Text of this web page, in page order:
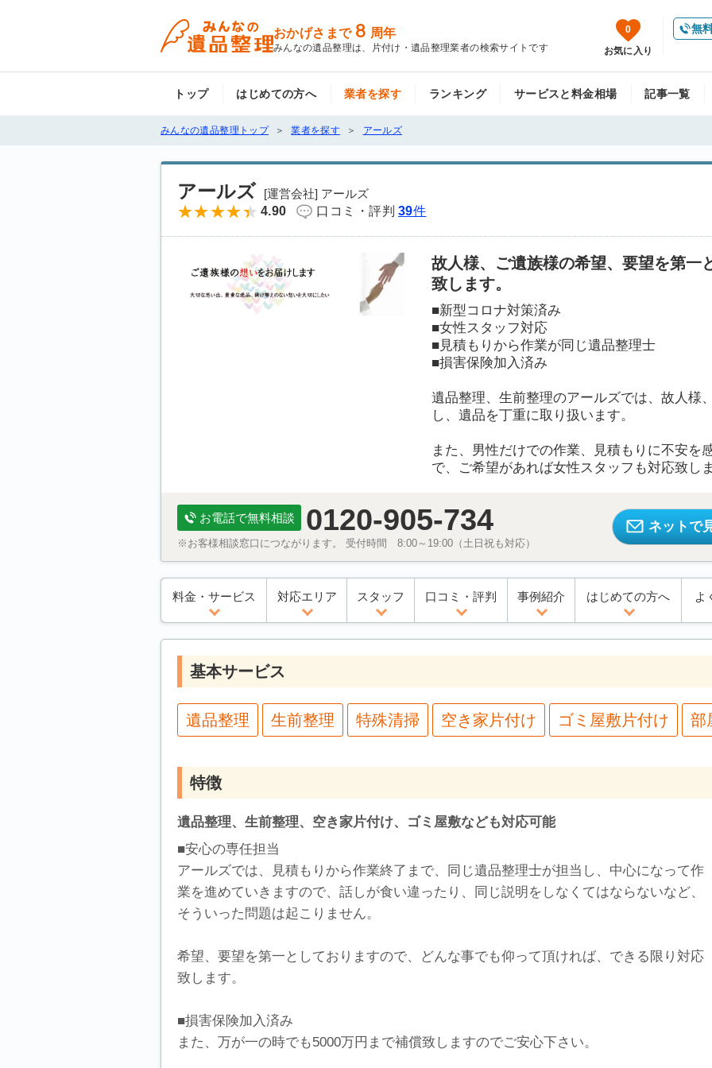
おかげさまで 8 周年
みんなの遺品整理は、片付け・遺品整理業者の検索サイトです
0
お気に入り
無
トップ はじめての方へ 業者を探す ランキング サービスと料金相場 記事一覧
みんなの遺品整理トップ 業者を探す アールズ
アールズ
[運営会社] アールズ
4.90
口コミ・評判 39件
故人様、ご遺族様の希望、要望を第一
致します。
■新型コロナ対策済み
■女性スタッフ対応
■見積もりから作業が同じ遺品整理士
■損害保険加入済み
遺品整理、生前整理のアールズでは、故人様
し、遺品を丁重に取り扱います。
また、男性だけでの作業、見積もりに不安を
で、ご希望があれば女性スタッフも対応致し
お電話で無料相談 0120-905-734
※お客様相談窓口につながります。 受付時間 8:00～19:00（土日祝も対応）
ネットで
料金・サービス 対応エリア スタッフ 口コミ・評判 事例紹介 はじめての方へ よ
基本サービス
遺品整理 生前整理 特殊清掃 空き家片付け ゴミ屋敷片付け 部
特徴
遺品整理、生前整理、空き家片付け、ゴミ屋敷なども対応可能
■安心の専任担当
アールズでは、見積もりから作業終了まで、同じ遺品整理士が担当し、中心になって作
業を進めていきますので、話しが食い違ったり、同じ説明をしなくてはならないなど、
そういった問題は起こりません。
希望、要望を第一としておりますので、どんな事でも仰って頂ければ、できる限り対応
致します。
■損害保険加入済み
また、万が一の時でも5000万円まで補償致しますのでご安心下さい。